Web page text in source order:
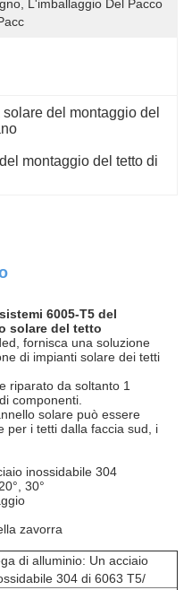
L'imballaggio Del Pacco
solare del montaggio del
montaggio del tetto di
6005-T5 del
solare del tetto
fornisca una soluzione
di impianti solare dei tetti
riparato da soltanto 1
componenti.
solare può essere
per i tetti dalla faccia sud, i
inossidabile 304
30°
zavorra
di alluminio: Un acciaio
304 di 6063 T5/